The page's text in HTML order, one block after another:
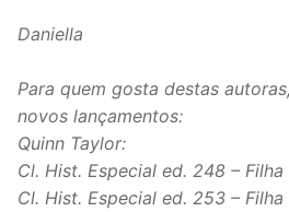
Daniella
Para quem gosta destas
novos lançamentos:
Quinn Taylor:
Cl. Hist. Especial ed. 248 –
Cl. Hist. Especial ed. 253 –